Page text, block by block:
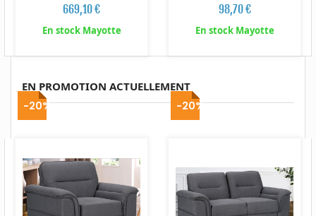
669,10 €
En stock Mayotte
98,70 €
En stock Mayotte
EN PROMOTION ACTUELLEMENT
-20%
-20%